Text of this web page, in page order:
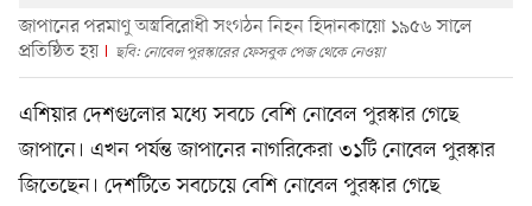
জাপানের পরমাণু অস্ত্রবিরোধী সংগঠন নিহন হিদানকায়ো ১৯৫৬ সালে
প্রতিষ্ঠিত হয়
ছবি: নোবেল পুরস্কারের ফেসবুক পেজ থেকে নেওয়া
এশিয়ার দেশগুলোর মধ্যে সবচে বেশি নোবেল পুরস্কার গেছে
জাপানে। এখন পর্যন্ত জাপানের নাগরিকেরা ৩১টি নোবেল পুরস্কার
জিতেছেন। দেশটিতে সবচেয়ে বেশি নোবেল পুরস্কার গেছে